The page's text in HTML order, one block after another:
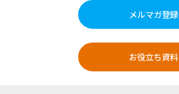
メルマガ登録
お役立ち資料